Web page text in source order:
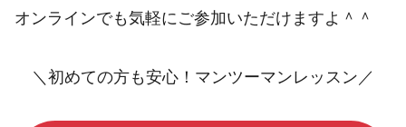
オンラインでも気軽にご参加いただけますよ＾＾
＼初めての方も安心！マンツーマンレッスン／